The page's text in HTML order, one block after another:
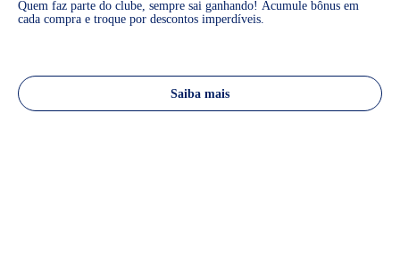
Quem faz parte do clube, sempre sai ganhando! Acumule bônus em
cada compra e troque por descontos imperdíveis.
Saiba mais